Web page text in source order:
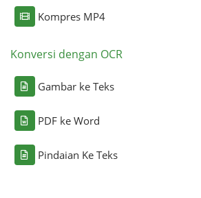
Kompres MP4
Konversi dengan OCR
Gambar ke Teks
PDF ke Word
Pindaian Ke Teks